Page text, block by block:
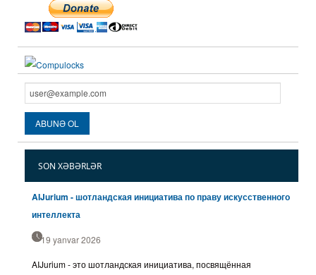
SON XƏBƏRLƏR
AIJurium - шотландская инициатива по праву искусственного
интеллекта
19 yanvar 2026
AIJurium - это шотландская инициатива, посвящённая